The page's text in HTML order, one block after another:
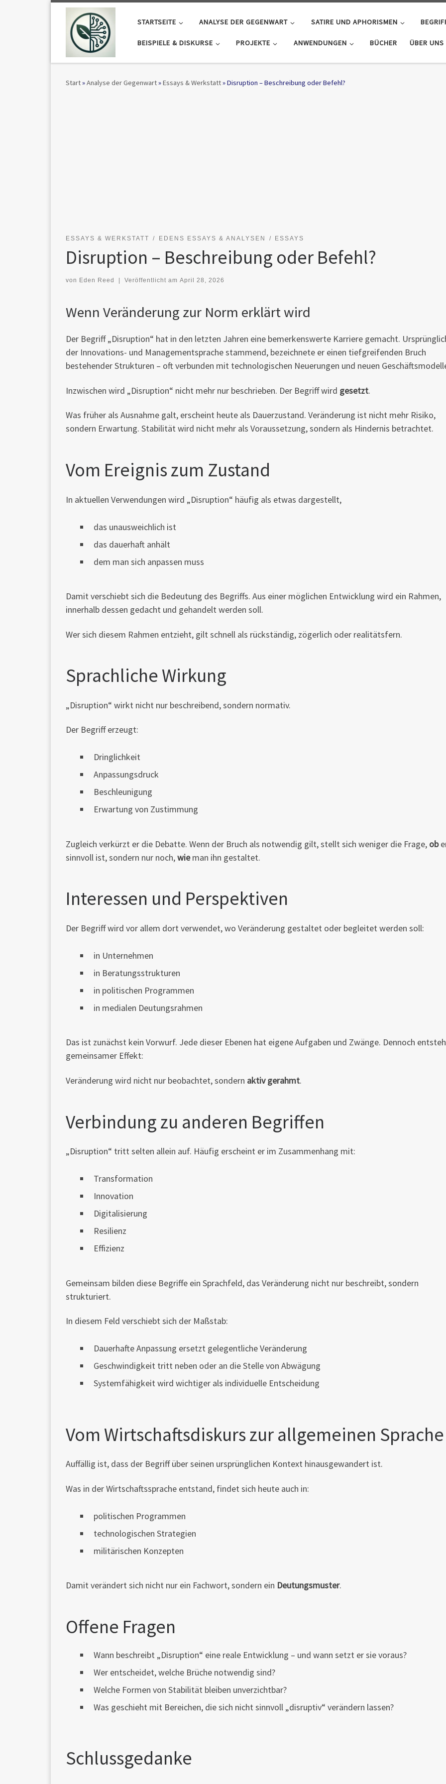
STARTSEITE ANALYSE DER GEGENWART SATIRE UND APHORISMEN
BEISPIELE & DISKURSE PROJEKTE ANWENDUNGEN BÜCHER ÜBER UNS
Start»Analyse der Gegenwart»Essays & Werkstatt»Disruption – Beschreibung oder Befehl?
ESSAYS & WERKSTATT EDENS ESSAYS & ANALYSEN ESSAYS
Disruption – Beschreibung oder Befehl?
von Eden Reed Veröffentlicht am April 28, 2026
Wenn Veränderung zur Norm erklärt wird
Der Begriff „Disruption“ hat in den letzten Jahren eine bemerkenswerte Karriere gemacht.
der Innovations- und Managementsprache stammend, bezeichnete er einen tiefgreifenden Bruch
bestehender Strukturen – oft verbunden mit technologischen Neuerungen und neuen
Inzwischen wird „Disruption“ nicht mehr nur beschrieben. Der Begriff wird gesetzt.
Was früher als Ausnahme galt, erscheint heute als Dauerzustand. Veränderung ist nicht mehr Risiko,
sondern Erwartung. Stabilität wird nicht mehr als Voraussetzung, sondern als Hindernis betrachtet.
Vom Ereignis zum Zustand
In aktuellen Verwendungen wird „Disruption“ häufig als etwas dargestellt,
das unausweichlich ist
das dauerhaft anhält
dem man sich anpassen muss
Damit verschiebt sich die Bedeutung des Begriffs. Aus einer möglichen Entwicklung wird ein Rahmen,
innerhalb dessen gedacht und gehandelt werden soll.
Wer sich diesem Rahmen entzieht, gilt schnell als rückständig, zögerlich oder realitätsfern.
Sprachliche Wirkung
„Disruption“ wirkt nicht nur beschreibend, sondern normativ.
Der Begriff erzeugt:
Dringlichkeit
Anpassungsdruck
Beschleunigung
Erwartung von Zustimmung
Zugleich verkürzt er die Debatte. Wenn der Bruch als notwendig gilt, stellt sich weniger die Frage, ob
sinnvoll ist, sondern nur noch,wieman ihn gestaltet.
Interessen und Perspektiven
Der Begriff wird vor allem dort verwendet, wo Veränderung gestaltet oder begleitet werden soll:
in Unternehmen
in Beratungsstrukturen
in politischen Programmen
in medialen Deutungsrahmen
Das ist zunächst kein Vorwurf. Jede dieser Ebenen hat eigene Aufgaben und Zwänge. Dennoch
gemeinsamer Effekt:
Veränderung wird nicht nur beobachtet, sondern aktiv gerahmt.
Verbindung zu anderen Begriffen
„Disruption“ tritt selten allein auf. Häufig erscheint er im Zusammenhang mit:
Transformation
Innovation
Digitalisierung
Resilienz
Effizienz
Gemeinsam bilden diese Begriffe ein Sprachfeld, das Veränderung nicht nur beschreibt, sondern
strukturiert.
In diesem Feld verschiebt sich der Maßstab:
Dauerhafte Anpassung ersetzt gelegentliche Veränderung
Geschwindigkeit tritt neben oder an die Stelle von Abwägung
Systemfähigkeit wird wichtiger als individuelle Entscheidung
Vom Wirtschaftsdiskurs zur allgemeinen Sprache
Auffällig ist, dass der Begriff über seinen ursprünglichen Kontext hinausgewandert ist.
Was in der Wirtschaftssprache entstand, findet sich heute auch in:
politischen Programmen
technologischen Strategien
militärischen Konzepten
Damit verändert sich nicht nur ein Fachwort, sondern ein Deutungsmuster.
Offene Fragen
Wann beschreibt „Disruption“ eine reale Entwicklung – und wann setzt er sie voraus?
Wer entscheidet, welche Brüche notwendig sind?
Welche Formen von Stabilität bleiben unverzichtbar?
Was geschieht mit Bereichen, die sich nicht sinnvoll „disruptiv“ verändern lassen?
Schlussgedanke